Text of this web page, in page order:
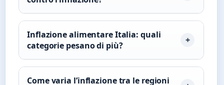
Inflazione alimentare Italia: quali
categorie pesano di più?
Come varia l’inflazione tra le regioni